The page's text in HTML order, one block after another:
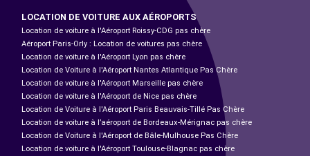
LOCATION DE VOITURE AUX AÉROPORTS
Location de voiture à l'Aéroport Roissy-CDG pas chère
Aéroport Paris-Orly : Location de voitures pas chère
Location de voiture à l'Aéroport Lyon pas chère
Location de Voiture à l'Aéroport Nantes Atlantique Pas Chère
Location de voiture à l'Aéroport Marseille pas chère
Location de voiture à l'Aéroport de Nice pas chère
Location de Voiture à l'Aéroport Paris Beauvais-Tillé Pas Chère
Location de voiture à l’aéroport de Bordeaux-Mérignac pas chère
Location de Voiture à l'Aéroport de Bâle-Mulhouse Pas Chère
Location de voiture à l'Aéroport Toulouse-Blagnac pas chère